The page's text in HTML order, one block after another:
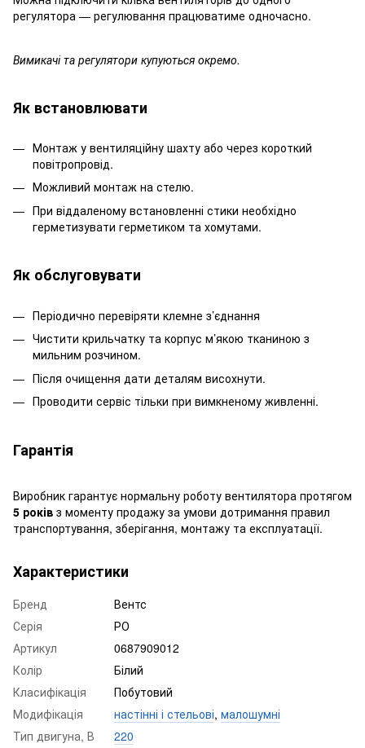
регулятора — регулювання працюватиме одночасно.
Вимикачі та регулятори купуються окремо.
Як встановлювати
Монтаж у вентиляційну шахту або через короткий
повітропровід.
Можливий монтаж на стелю.
При віддаленому встановленні стики необхідно
герметизувати герметиком та хомутами.
Як обслуговувати
Періодично перевіряти клемне з’єднання
Чистити крильчатку та корпус м’якою тканиною з
мильним розчином.
Після очищення дати деталям висохнути.
Проводити сервіс тільки при вимкненому живленні.
Гарантія
Виробник гарантує нормальну роботу вентилятора протягом
5 років з моменту продажу за умови дотримання правил
транспортування, зберігання, монтажу та експлуатації.
Характеристики
Бренд
Вентс
Серія
РО
Артикул
0687909012
Колір
Білий
Класифікація
Побутовий
Модифікація
настінні і стельові, малошумні
Тип двигуна, В
220